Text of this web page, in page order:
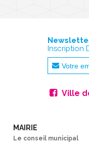
Inscription
Ville
MAIRIE
Le conseil municipal